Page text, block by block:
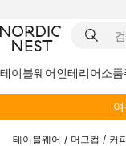
테이블웨어인테리어소품
테이블웨어 / 머그컵 / 커